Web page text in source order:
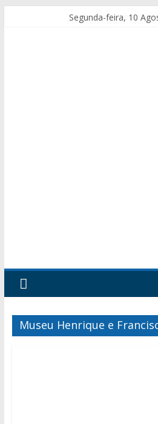
Segunda-feira, 10
Museu Henrique e